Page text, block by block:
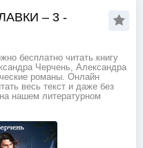
– 3 -
бесплатно читать книгу
Черчень, Александра
романы. Онлайн
весь текст и даже без
нашем литературном